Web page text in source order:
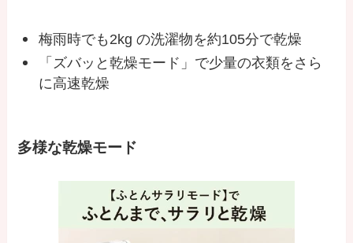
梅雨時でも2kg の洗濯物を約105分で乾燥
「ズバッと乾燥モード」で少量の衣類をさら
に高速乾燥
多様な乾燥モード